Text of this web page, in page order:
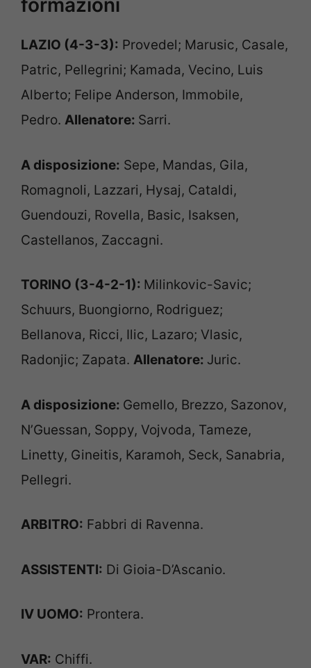
formazioni
LAZIO (4-3-3): Provedel; Marusic, Casale,
Patric, Pellegrini; Kamada, Vecino, Luis
Alberto; Felipe Anderson, Immobile,
Pedro. Allenatore: Sarri.
A disposizione: Sepe, Mandas, Gila,
Romagnoli, Lazzari, Hysaj, Cataldi,
Guendouzi, Rovella, Basic, Isaksen,
Castellanos, Zaccagni.
TORINO (3-4-2-1): Milinkovic-Savic;
Schuurs, Buongiorno, Rodriguez;
Bellanova, Ricci, Ilic, Lazaro; Vlasic,
Radonjic; Zapata. Allenatore: Juric.
A disposizione: Gemello, Brezzo, Sazonov,
N’Guessan, Soppy, Vojvoda, Tameze,
Linetty, Gineitis, Karamoh, Seck, Sanabria,
Pellegri.
ARBITRO: Fabbri di Ravenna.
ASSISTENTI: Di Gioia-D’Ascanio.
IV UOMO: Prontera.
VAR: Chiffi.